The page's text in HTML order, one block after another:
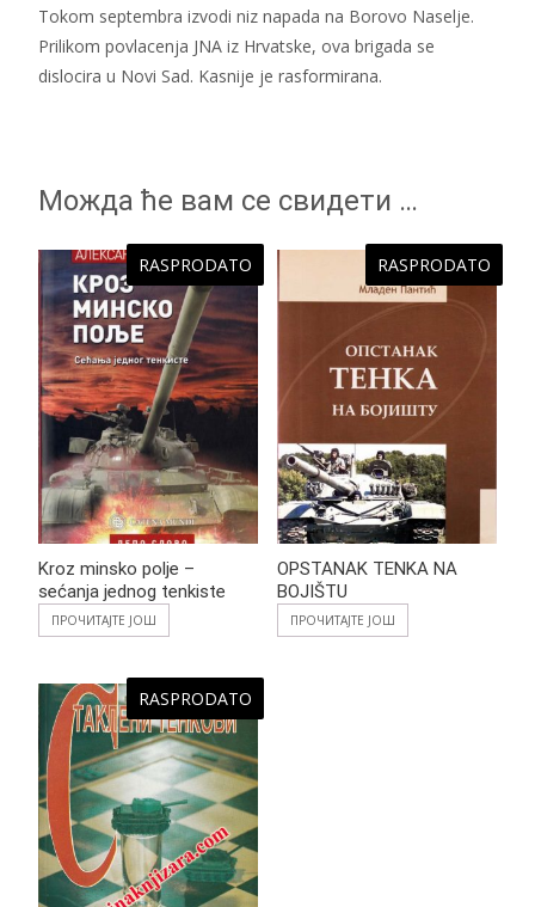
Tokom septembra izvodi niz napada na Borovo Naselje.
Prilikom povlacenja JNA iz Hrvatske, ova brigada se
dislocira u Novi Sad. Kasnije je rasformirana.
Можда ће вам се свидети …
RASPRODATO
Kroz minsko polje –
sećanja jednog tenkiste
ПРОЧИТАЈТЕ ЈОШ
RASPRODATO
OPSTANAK TENKA NA
BOJIŠTU
ПРОЧИТАЈТЕ ЈОШ
RASPRODATO